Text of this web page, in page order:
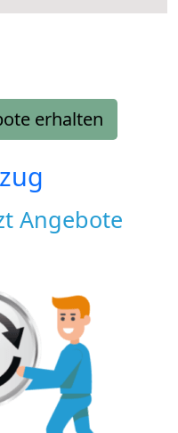
erhalten
Angebote